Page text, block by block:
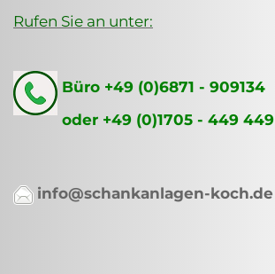
Rufen Sie an unter:
Büro +49 (0)6871 - 909134
oder +49 (0)1705 - 449 449
info@schankanlagen-koch.de